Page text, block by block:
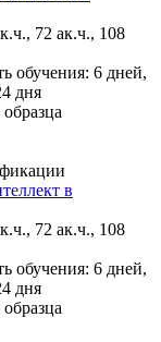
72 ак.ч., 108
обучения: 6 дней,
дня
в
72 ак.ч., 108
обучения: 6 дней,
дня